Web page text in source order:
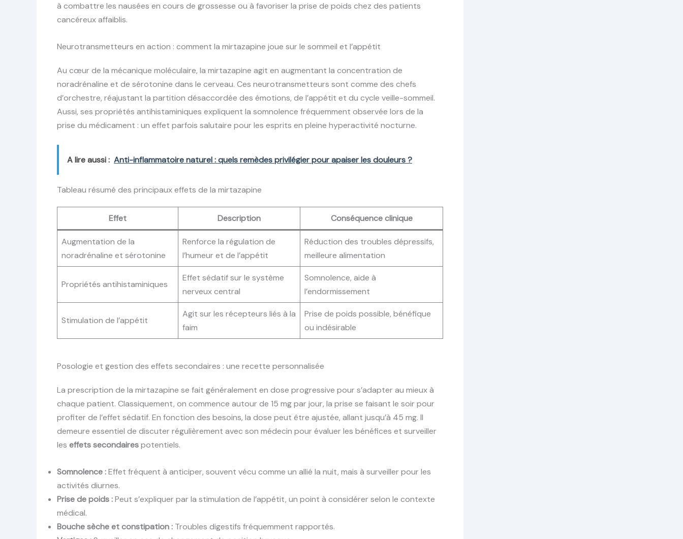
à combattre les nausées en cours de grossesse ou à favoriser la prise de poids chez des patients
cancéreux affaiblis.
Neurotransmetteurs en action : comment la mirtazapine joue sur le sommeil et l’appétit
Au cœur de la mécanique moléculaire, la mirtazapine agit en augmentant la concentration de
noradrénaline et de sérotonine dans le cerveau. Ces neurotransmetteurs sont comme des chefs
d’orchestre, réajustant la partition désaccordée des émotions, de l’appétit et du cycle veille-sommeil.
Aussi, ses propriétés antihistaminiques expliquent la somnolence fréquemment observée lors de la
prise du médicament : un effet parfois salutaire pour les esprits en pleine hyperactivité nocturne.
A lire aussi : Anti-inflammatoire naturel : quels remèdes privilégier pour apaiser les douleurs ?
Tableau résumé des principaux effets de la mirtazapine
Effet Description Conséquence clinique
Augmentation de la
noradrénaline et sérotonine
Renforce la régulation de
l’humeur et de l’appétit
Réduction des troubles dépressifs,
meilleure alimentation
Propriétés antihistaminiques
Effet sédatif sur le système
nerveux central
Somnolence, aide à
l’endormissement
Stimulation de l’appétit
Agit sur les récepteurs liés à la
faim
Prise de poids possible, bénéfique
ou indésirable
Posologie et gestion des effets secondaires : une recette personnalisée
La prescription de la mirtazapine se fait généralement en dose progressive pour s’adapter au mieux à
chaque patient. Classiquement, on commence autour de 15 mg par jour, la prise se faisant le soir pour
profiter de l’effet sédatif. En fonction des besoins, la dose peut être ajustée, allant jusqu’à 45 mg. Il
demeure essentiel de discuter régulièrement avec son médecin pour évaluer les bénéfices et surveiller
les effets secondairespotentiels.
Somnolence :Effet fréquent à anticiper, souvent vécu comme un allié la nuit, mais à surveiller pour les
activités diurnes.
Prise de poids :Peut s’expliquer par la stimulation de l’appétit, un point à considérer selon le contexte
médical.
Bouche sèche et constipation : Troubles digestifs fréquemment rapportés.